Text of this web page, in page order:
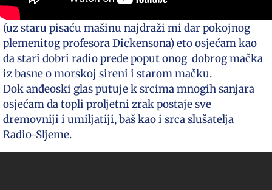
(uz staru pisaću mašinu najdraži mi dar pokojnog
plemenitog profesora Dickensona) eto osjećam kao
da stari dobri radio prede poput onog dobrog mačka
iz basne o morskoj sireni i starom mačku.
Dok anđeoski glas putuje k srcima mnogih sanjara
osjećam da topli proljetni zrak postaje sve
dremovniji i umiljatiji, baš kao i srca slušatelja
Radio-Sljeme.